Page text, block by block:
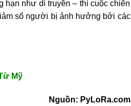
hạn như di truyền – thì cuộc chiến
số người bị ảnh hưởng bởi các
Mỹ
Nguồn: PyLoRa.com